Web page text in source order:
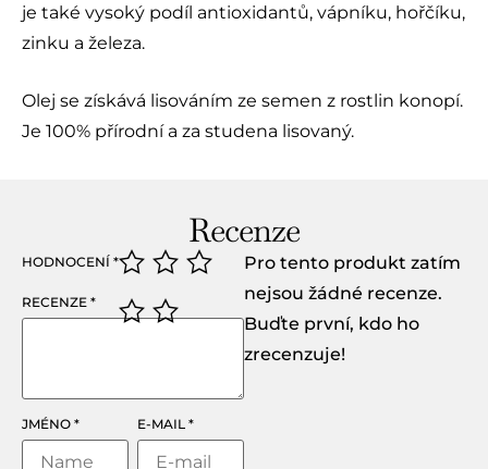
je také vysoký podíl antioxidantů, vápníku, hořčíku,
zinku a železa.
Olej se získává lisováním ze semen z rostlin konopí.
Je 100% přírodní a za studena lisovaný.
Recenze
HODNOCENÍ *
RECENZE *
JMÉNO * E-MAIL*
Pro tento produkt zatím
nejsou žádné recenze.
Buďte první, kdo ho
zrecenzuje!